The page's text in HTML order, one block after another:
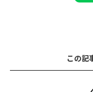
この記